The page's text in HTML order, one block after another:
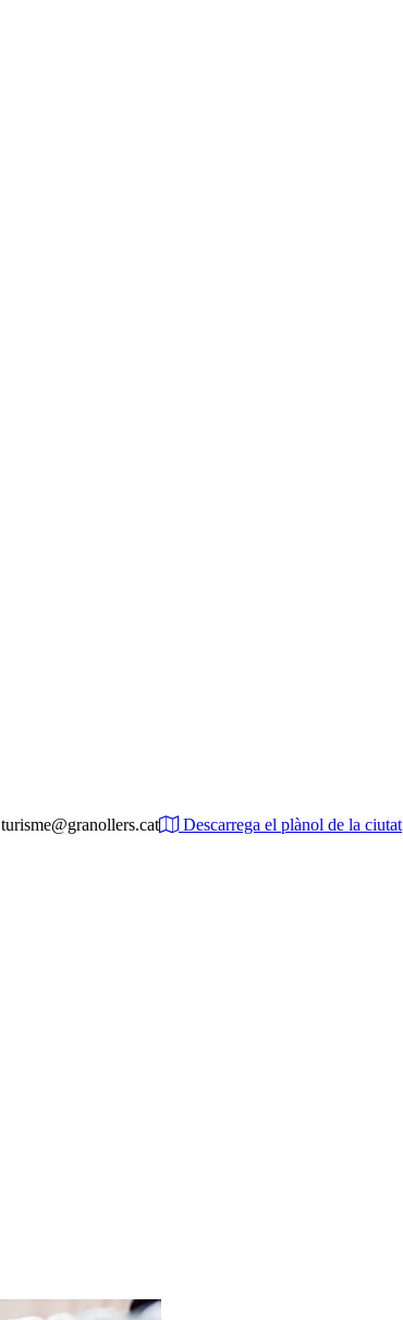
turisme@granollers.cat
Descarrega el plànol de la ciutat